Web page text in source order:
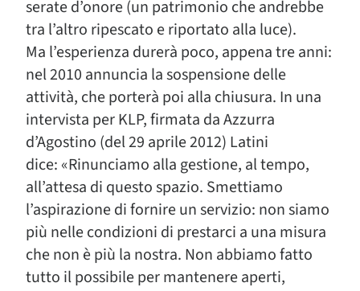
serate d’onore (un patrimonio che andrebbe
tra l’altro ripescato e riportato alla luce).
Ma l’esperienza durerà poco, appena tre anni:
nel 2010 annuncia la sospensione delle
attività, che porterà poi alla chiusura. In una
intervista per KLP, firmata da Azzurra
d’Agostino (del 29 aprile 2012) Latini
dice: «Rinunciamo alla gestione, al tempo,
all’attesa di questo spazio. Smettiamo
l’aspirazione di fornire un servizio: non siamo
più nelle condizioni di prestarci a una misura
che non è più la nostra. Non abbiamo fatto
tutto il possibile per mantenere aperti,